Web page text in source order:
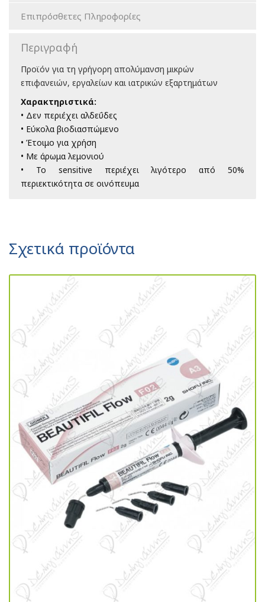
Επιπρόσθετες Πληροφορίες
Περιγραφή
Προϊόν για τη γρήγορη απολύμανση μικρών
επιφανειών, εργαλείων και ιατρικών εξαρτημάτων
Χαρακτηριστικά:
• Δεν περιέχει αλδεΰδες
• Εύκολα βιοδιασπώμενο
• Έτοιμο για χρήση
• Με άρωμα λεμονιού
• Το sensitive περιέχει λιγότερο από 50%
περιεκτικότητα σε οινόπευμα
Σχετικά προϊόντα